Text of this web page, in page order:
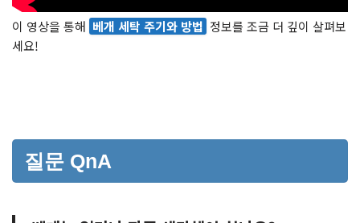
이 영상을 통해 베개 세탁 주기와 방법 정보를 조금 더 깊이 살펴보
세요!
질문 QnA